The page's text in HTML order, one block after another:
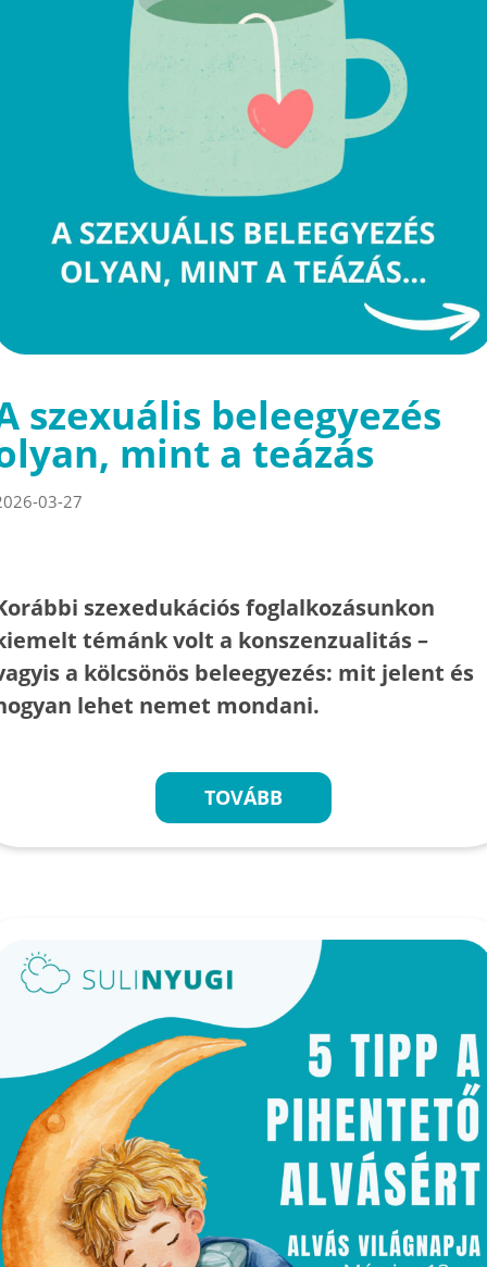
szexuális beleegyezés
mint a teázás
03-27
szexedukációs foglalkozásunkon
témánk volt a konszenzualitás –
a kölcsönös beleegyezés: mit jelent és
lehet nemet mondani.
TOVÁBB